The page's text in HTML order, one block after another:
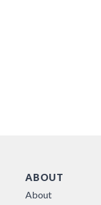
ABOUT
About